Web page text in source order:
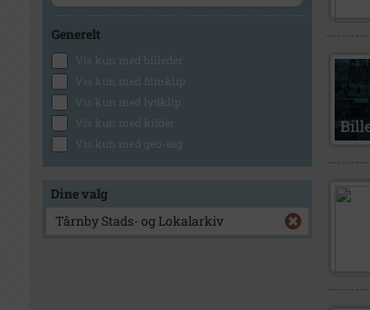
Generelt
Vis kun med billeder
Vis kun med filmklip
Vis kun med lydklip
Vis kun med kilder
Vis kun med geo-tag
Dine valg
Tårnby Stads- og Lokalarkiv